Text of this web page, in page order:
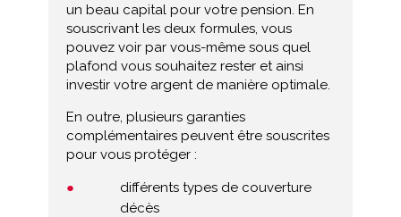
un beau capital pour votre pension. En
souscrivant les deux formules, vous
pouvez voir par vous-même sous quel
plafond vous souhaitez rester et ainsi
investir votre argent de manière optimale.
En outre, plusieurs garanties
complémentaires peuvent être souscrites
pour vous protéger :
différents types de couverture
décès